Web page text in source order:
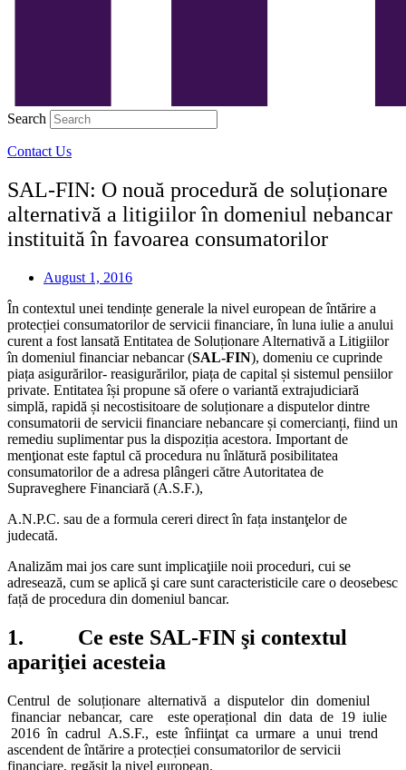
Search
Contact Us
SAL-FIN: O nouă procedură de soluționare
alternativă a litigiilor în domeniul nebancar
instituită în favoarea consumatorilor
August 1, 2016
În contextul unei tendințe generale la nivel european de întărire a
protecției consumatorilor de servicii financiare, în luna iulie a anului
curent a fost lansată Entitatea de Soluționare Alternativă a Litigiilor
în domeniul financiar nebancar (SAL-FIN), domeniu ce cuprinde
piața asigurărilor- reasigurărilor, piața de capital și sistemul pensiilor
private. Entitatea își propune să ofere o variantă extrajudiciară
simplă, rapidă și necostisitoare de soluționare a disputelor dintre
consumatorii de servicii financiare nebancare și comercianți, fiind un
remediu suplimentar pus la dispoziția acestora. Important de
menţionat este faptul că procedura nu înlătură posibilitatea
consumatorilor de a adresa plângeri către Autoritatea de
Supraveghere Financiară (A.S.F.),
A.N.P.C. sau de a formula cereri direct în fața instanţelor de
judecată.
Analizăm mai jos care sunt implicaţiile noii proceduri, cui se
adresează, cum se aplică şi care sunt caracteristicile care o deosebesc
față de procedura din domeniul bancar.
1. Ce este SAL-FIN şi contextul
apariţiei acesteia
Centrul de soluționare alternativă a disputelor din domeniul
financiar nebancar, care este operațional din data de 19 iulie
2016 în cadrul A.S.F., este înfiinţat ca urmare a unui trend
ascendent de întărire a protecției consumatorilor de servicii
financiare, regăsit la nivel european.